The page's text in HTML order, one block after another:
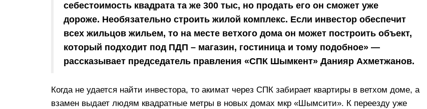
себестоимость квадрата та же 300 тыс, но продать его он сможет уже
дороже. Необязательно строить жилой комплекс. Если инвестор обеспечит
всех жильцов жильем, то на месте ветхого дома он может построить объект,
который подходит под ПДП – магазин, гостиница и тому подобное» —
рассказывает председатель правления «СПК Шымкент» Данияр Ахметжанов.
Когда не удается найти инвестора, то акимат через СПК забирает квартиры в ветхом доме, а
взамен выдает людям квадратные метры в новых домах мкр «Шымсити». К переезду уже